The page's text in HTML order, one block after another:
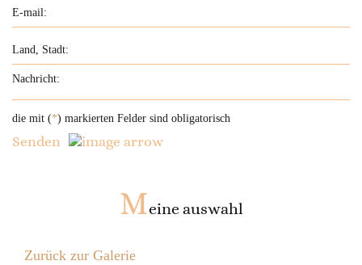
die mit (*) markierten Felder sind obligatorisch
Senden
Meine auswahl
Zurück zur Galerie